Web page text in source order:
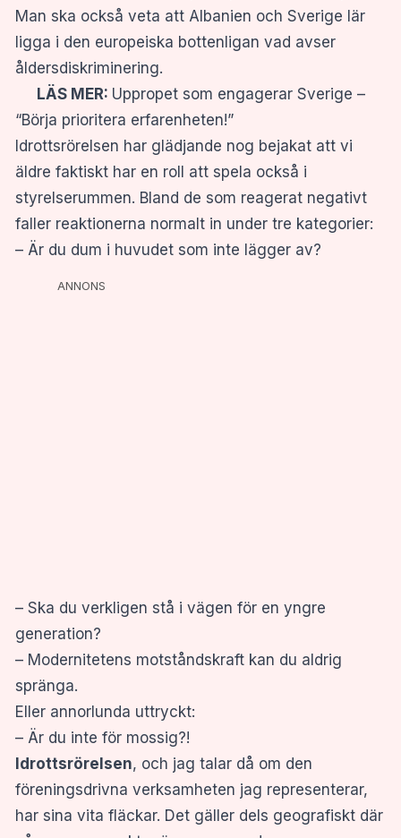
Man ska också veta att Albanien och Sverige lär
ligga i den europeiska bottenligan vad avser
åldersdiskriminering.
LÄS MER: Uppropet som engagerar Sverige –
“Börja prioritera erfarenheten!”
Idrottsrörelsen har glädjande nog bejakat att vi
äldre faktiskt har en roll att spela också i
styrelserummen. Bland de som reagerat negativt
faller reaktionerna normalt in under tre kategorier:
– Är du dum i huvudet som inte lägger av?
ANNONS
– Ska du verkligen stå i vägen för en yngre
generation?
– Modernitetens motståndskraft kan du aldrig
spränga.
Eller annorlunda uttryckt:
– Är du inte för mossig?!
Idrottsrörelsen, och jag talar då om den
föreningsdrivna verksamheten jag representerar,
har sina vita fläckar. Det gäller dels geografiskt där